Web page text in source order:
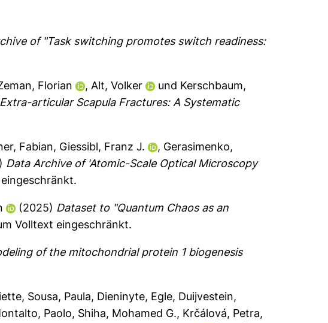
of "Task switching promotes switch readiness:
Florian , Alt, Volker und Kerschbaum,
articular Scapula Fractures: A Systematic
Fabian, Giessibl, Franz J. , Gerasimenko,
Data Archive of 'Atomic-Scale Optical Microscopy
(2025) Dataset to "Quantum Chaos as an
Volltext eingeschränkt.
of the mitochondrial protein 1 biogenesis
, Sousa, Paula, Dieninyte, Egle, Duijvestein,
Paolo, Shiha, Mohamed G., Krčálová, Petra,